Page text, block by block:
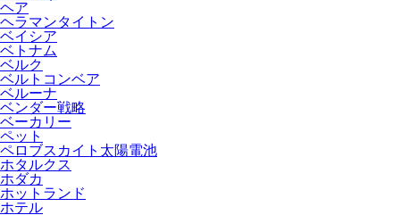
ヘア
ヘラマンタイトン
ベイシア
ベトナム
ベルク
ベルトコンベア
ベルーナ
ベンダー戦略
ベーカリー
ペット
ペロブスカイト太陽電池
ホタルクス
ホダカ
ホットランド
ホテル